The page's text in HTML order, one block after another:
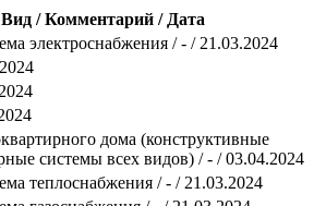
/ Комментарий / Дата
электроснабжения / - / 21.03.2024
дома (конструктивные
системы всех видов) / - / 03.04.2024
теплоснабжения / - / 21.03.2024